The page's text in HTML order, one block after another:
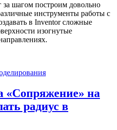
шагом построим довольно
инструменты работы с
в Inventor сложные
изогнутые
«Сопряжение» на
радиус в